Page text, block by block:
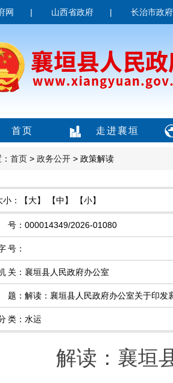
网 | 山西省政府 | 长治市政府
首页 走进襄垣
首页 > 政务公开 > 政策解读
： 【大】 【中】 【小】
号 ： 000014349/2026-01080
号 ：
关 ： 襄垣县人民政府办公室
： 解读：襄垣县人民政府办公室关于印发
类 ： 水运
解读：襄垣